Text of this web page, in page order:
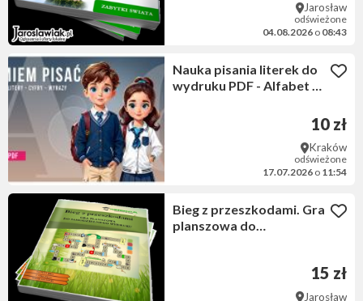
Jarosław
odświeżone
04.08.2026 o 08:43
Nauka pisania literek do
wydruku PDF - Alfabet Do
10 zł
Kraków
odświeżone
17.07.2026 o 11:54
Bieg z przeszkodami. Gra
planszowa do
15 zł
Jarosław